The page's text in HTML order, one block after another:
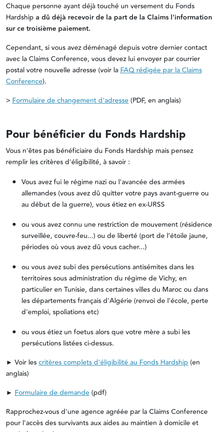
Chaque personne ayant déjà touché un versement du Fonds
Hardship a dû déjà recevoir de la part de la Claims l'information
sur ce troisième paiement.
Cependant, si vous avez déménagé depuis votre dernier contact
avec la Claims Conference, vous devez lui envoyer par courrier
postal votre nouvelle adresse (voir laFAQ rédigée par la Claims
Conference).
>Formulaire de changement d'adresse(PDF, en anglais)
Pour bénéficier du Fonds Hardship
Vous n'êtes pas bénéficiaire du Fonds Hardship mais pensez
remplir les critères d'éligibilité, àsavoir :
Vous avez fui le régime nazi ou l'avancée des armées
allemandes (vous avez dû quitter votre pays avant-guerre ou
au début de la guerre), vous étiez en ex-URSS
ou vous avez connu une restriction de mouvement (résidence
surveillée, couvre-feu...) ou de liberté (port de l’étoile jaune,
périodes où vous avez dû vous cacher...)
ou vous avez subi des persécutions antisémites dans les
territoires sous administration du régime de Vichy, en
particulier en Tunisie, dans certaines villes du Maroc ou dans
les départements français d'Algérie (renvoi de l'école, perte
d'emploi, spoliations etc)
ou vous étiez un foetus alors que votre mère a subi les
persécutions listées ci-dessus.
► Voir lescritères complets d'éligibilité au Fonds Hardship(en
anglais)
► Formulaire de demande(pdf)
Rapprochez-vous d'une agence agréée par la Claims Conference
pour l'accès des survivants aux aides au maintien à domicile et